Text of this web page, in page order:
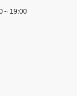
～19:00